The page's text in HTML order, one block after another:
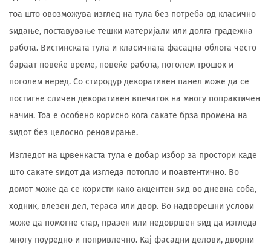
тоа што овозможува изглед на тула без потреба од класично
ѕидање, поставување тешки материјали или долга градежна
работа. Вистинската тула и класичната фасадна облога често
бараат повеќе време, повеќе работа, поголем трошок и
поголем неред. Со стиродур декоративен панел може да се
постигне сличен декоративен впечаток на многу попрактичен
начин. Тоа е особено корисно кога сакате брза промена на
ѕидот без целосно реновирање.
Изгледот на црвенкаста тула е добар избор за простори каде
што сакате ѕидот да изгледа потопло и поавтентично. Во
домот може да се користи како акцентен ѕид во дневна соба,
ходник, влезен дел, тераса или двор. Во надворешни услови
може да помогне стар, празен или недовршен ѕид да изгледа
многу поуредно и попривлечно. Кај фасадни делови, дворни